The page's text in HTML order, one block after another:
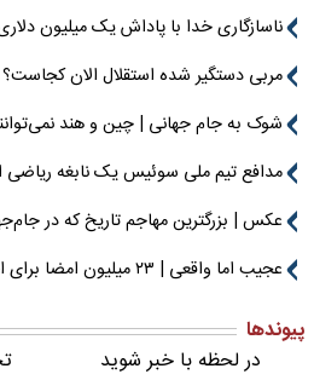
ناسازگاری خدا با پاداش یک میلیون
مربی دستگیر شده استقلال الان کجاست؟
شوک به جام جهانی | چین و هند
مدافع تیم ملی سوئیس یک نابغه
عکس | بزرگترین مهاجم تاریخ که در
عجیب اما واقعی | ۲۳ میلیون امضا برای اخراج امباپه
پیوندها
در لحظه با خبر شوید